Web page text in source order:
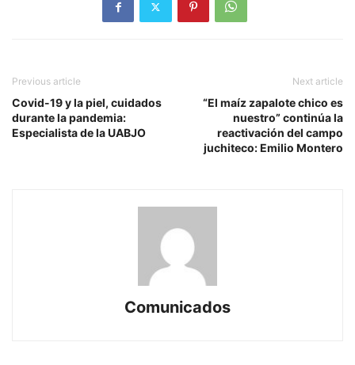
Previous article
Covid-19 y la piel, cuidados
durante la pandemia:
Especialista de la UABJO
Next article
“El maíz zapalote chico es
nuestro” continúa la
reactivación del campo
juchiteco: Emilio Montero
Comunicados